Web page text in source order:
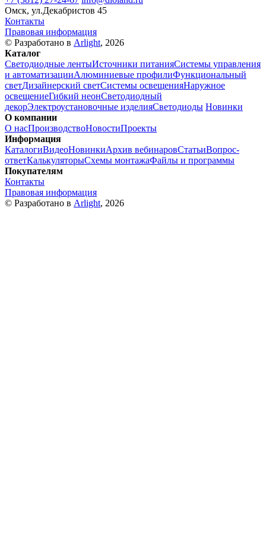
Омск, ул.Декабристов 45
Контакты
Правовая информация
© Разработано в Arlight, 2026
Каталог
Светодиодные лентыИсточники питанияСистемы управления
и автоматизацииАлюминиевые профилиФункциональный
светДизайнерский светСистемы освещенияНаружное
освещениеГибкий неонСветодиодный
декорЭлектроустановочные изделияСветодиоды Новинки
О компании
О насПроизводствоНовостиПроекты
Информация
КаталогиВидеоНовинкиАрхив вебинаровСтатьиВопрос-
ответКалькуляторыСхемы монтажаФайлы и программы
Покупателям
Контакты
Правовая информация
© Разработано в Arlight, 2026